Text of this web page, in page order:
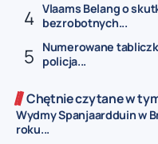
Vlaams Belang o
bezrobotnych...
Numerowane
policja...
Chętnie czytane w
Wydmy Spanjaardduin w
roku...